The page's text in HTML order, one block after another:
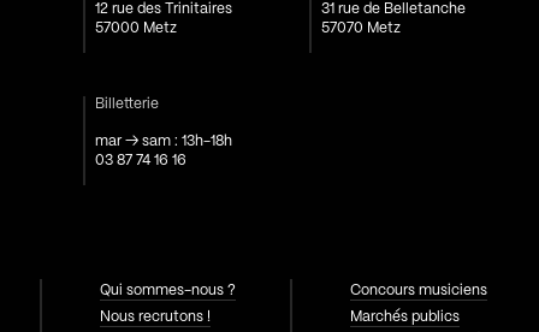
12 rue des Trinitaires
57000 Metz
31 rue de Belletanche
57070 Metz
Billetterie
mar → sam : 13h-18h
03 87 74 16 16
Qui sommes-nous ?
Nous recrutons !
Concours musiciens
Marchés publics